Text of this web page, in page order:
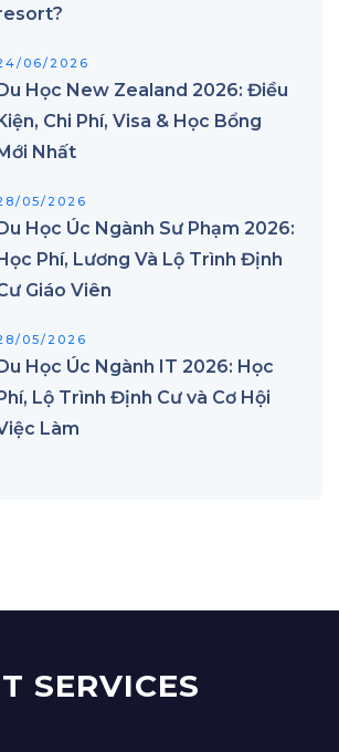
06/2026
Du Học New Zealand 2026: Điều
Kiện, Chi Phí, Visa & Học Bổng
Mới Nhất
05/2026
Du Học Úc Ngành Sư Phạm 2026:
Học Phí, Lương Và Lộ Trình Định
Giáo Viên
05/2026
Du Học Úc Ngành IT 2026: Học
Phí, Lộ Trình Định Cư và Cơ Hội
Làm
SERVICES